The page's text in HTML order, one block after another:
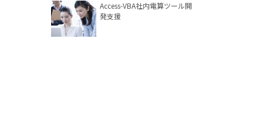
Access-VBA社内電算ツール開
発支援